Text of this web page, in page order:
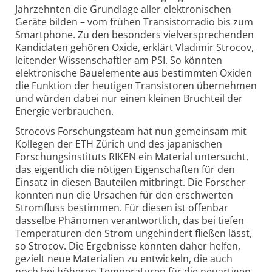
Jahrzehnten die Grundlage aller elektronischen
Geräte bilden – vom frühen Transistor­radio bis zum
Smartphone. Zu den besonders viel­versprechenden
Kandidaten gehören Oxide, erklärt Vladimir Strocov,
leitender Wissenschaftler am PSI. So könnten
elektronische Bauelemente aus bestimmten Oxiden
die Funktion der heutigen Transistoren übernehmen
und würden dabei nur einen kleinen Bruchteil der
Energie verbrauchen.
Strocovs Forschungsteam hat nun gemeinsam mit
Kollegen der ETH Zürich und des japanischen
Forschungs­instituts RIKEN ein Material untersucht,
das eigentlich die nötigen Eigenschaften für den
Einsatz in diesen Bauteilen mitbringt. Die Forscher
konnten nun die Ursachen für den erschwerten
Stromfluss bestimmen. Für diesen ist offenbar
dasselbe Phänomen verantwortlich, das bei tiefen
Temperaturen den Strom ungehindert fließen lässt,
so Strocov. Die Ergebnisse könnten daher helfen,
gezielt neue Materialien zu entwickeln, die auch